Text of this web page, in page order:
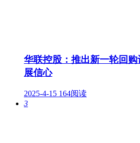
华联控股：推出新一轮回
展信心
2025-4-15 164阅读
3